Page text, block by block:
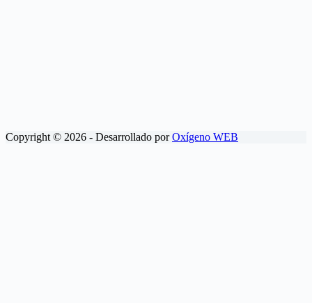
Copyright © 2026 - Desarrollado porOxígeno WEB